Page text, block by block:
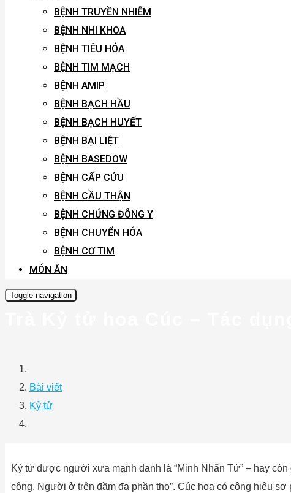
BỆNH TRUYỀN NHIỄM
BỆNH NHI KHOA
BỆNH TIÊU HÓA
BỆNH TIM MẠCH
BỆNH AMIP
BỆNH BẠCH HẦU
BỆNH BẠCH HUYẾT
BỆNH BẠI LIỆT
BỆNH BASEDOW
BỆNH CẤP CỨU
BỆNH CẦU THẬN
BỆNH CHỨNG ĐÔNG Y
BỆNH CHUYỂN HÓA
BỆNH CƠ TIM
MÓN ĂN
Toggle navigation
Bài viết
Kỷ tử
Kỷ tử được người xưa mạnh danh là “Minh Nhãn Tử” – hay
công, Người ở trên đầm đa phần thọ”. Cúc hoa có công hiệu